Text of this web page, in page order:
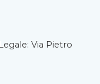
Via Pietro